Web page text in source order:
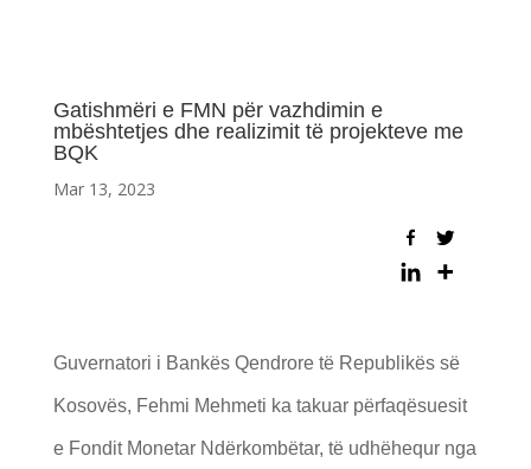
Gatishmëri e FMN për vazhdimin e
mbështetjes dhe realizimit të projekteve me
BQK
Mar 13, 2023
Guvernatori i Bankës Qendrore të Republikës së
Kosovës, Fehmi Mehmeti ka takuar përfaqësuesit
e Fondit Monetar Ndërkombëtar, të udhëhequr nga